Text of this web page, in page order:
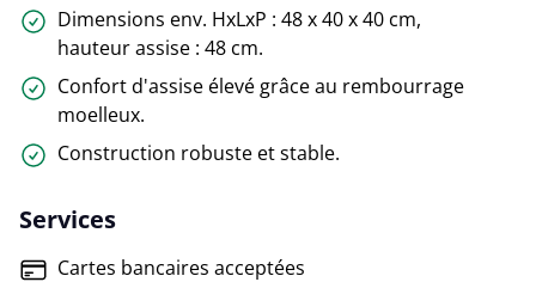
Dimensions env. HxLxP : 48 x 40 x 40 cm,
hauteur assise : 48 cm.
Confort d'assise élevé grâce au rembourrage
moelleux.
Construction robuste et stable.
Services
Cartes bancaires acceptées